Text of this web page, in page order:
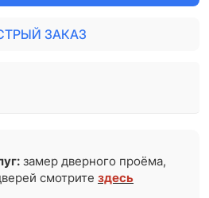
ЗАКАЗ
замер дверного проёма,
смотритездесь